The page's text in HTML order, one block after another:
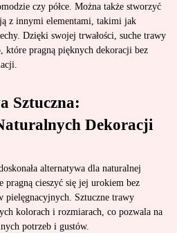
czy półce. Można także stworzyć
z innymi elementami, takimi jak
Dzięki swojej trwałości, suche trawy
które pragną pięknych dekoracji bez
Sztuczna:
Dekoracji
alternatywa dla naturalnej
pragną cieszyć się jej urokiem bez
pielęgnacyjnych. Sztuczne trawy
kolorach i rozmiarach, co pozwala na
potrzeb i gustów.